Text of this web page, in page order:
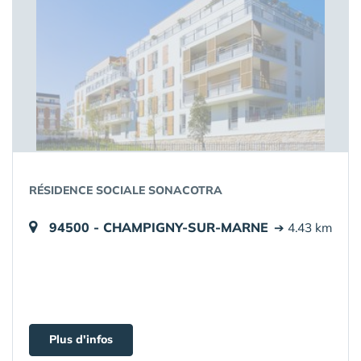
RÉSIDENCE SOCIALE SONACOTRA
94500 - CHAMPIGNY-SUR-MARNE ➔ 4.43 km
Plus d'infos